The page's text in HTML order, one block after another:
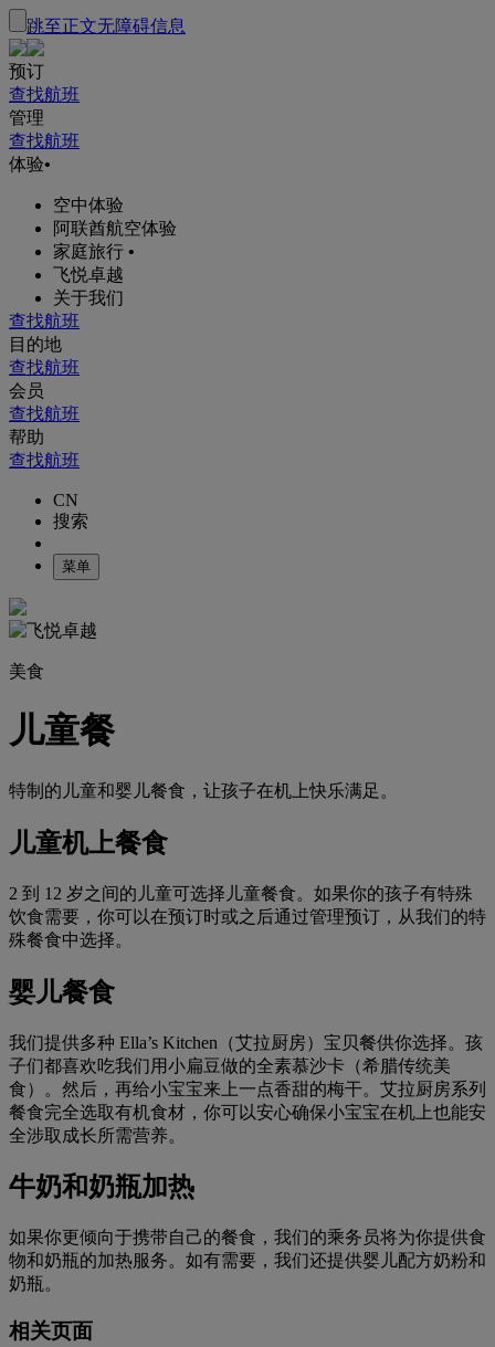
跳至正文无障碍信息
预订
查找航班
管理
查找航班
体验•
空中体验
阿联酋航空体验
家庭旅行 •
飞悦卓越
关于我们
查找航班
目的地
查找航班
会员
查找航班
帮助
查找航班
CN
搜索
菜单
美食
儿童餐
特制的儿童和婴儿餐食，让孩子在机上快乐满足。
儿童机上餐食
2 到 12 岁之间的儿童可选择儿童餐食。如果你的孩子有特殊
饮食需要，你可以在预订时或之后通过管理预订，从我们的特
殊餐食中选择。
婴儿餐食
我们提供多种 Ella’s Kitchen（艾拉厨房）宝贝餐供你选择。孩
子们都喜欢吃我们用小扁豆做的全素慕沙卡（希腊传统美
食）。然后，再给小宝宝来上一点香甜的梅干。艾拉厨房系列
餐食完全选取有机食材，你可以安心确保小宝宝在机上也能安
全涉取成长所需营养。
牛奶和奶瓶加热
如果你更倾向于携带自己的餐食，我们的乘务员将为你提供食
物和奶瓶的加热服务。如有需要，我们还提供婴儿配方奶粉和
奶瓶。
相关页面